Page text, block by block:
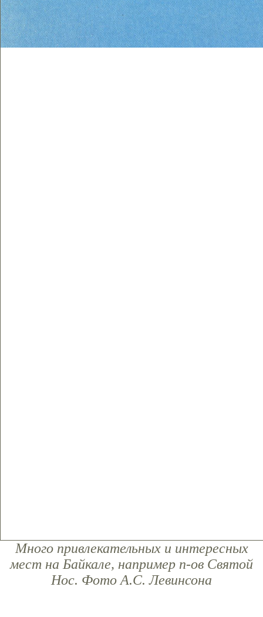
Много привлекательных и интересных
мест на Байкале, например п-ов Святой
Нос. Фото А.С. Левинсона